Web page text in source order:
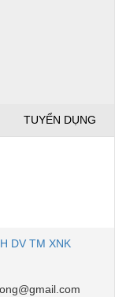
TUYỂN DỤNG
DV TM XNK